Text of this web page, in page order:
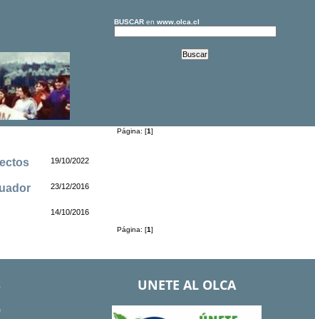
BUSCARen www.olca.cl
Página: [1]
19/10/2022
23/12/2016
14/10/2016
Página: [1]
UNETE AL OLCA